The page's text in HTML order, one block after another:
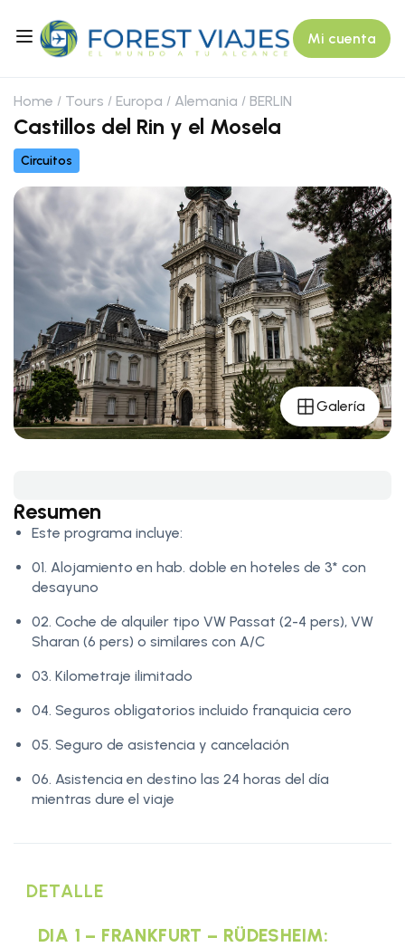
Mi cuenta
Home Tours Europa Alemania BERLIN
Castillos del Rin y el Mosela
Circuitos
Galería
Resumen
Este programa incluye:
01. Alojamiento en hab. doble en hoteles de 3* con
desayuno
02. Coche de alquiler tipo VW Passat (2-4 pers), VW
Sharan (6 pers) o similares con A/C
03. Kilometraje ilimitado
04. Seguros obligatorios incluido franquicia cero
05. Seguro de asistencia y cancelación
06. Asistencia en destino las 24 horas del día
mientras dure el viaje
DETALLE
DIA 1 – FRANKFURT – RÜDESHEIM: